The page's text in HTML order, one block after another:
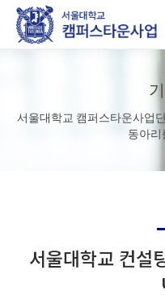
서울대학교 캠퍼스타운사업
동아리
서울대학교 컨설